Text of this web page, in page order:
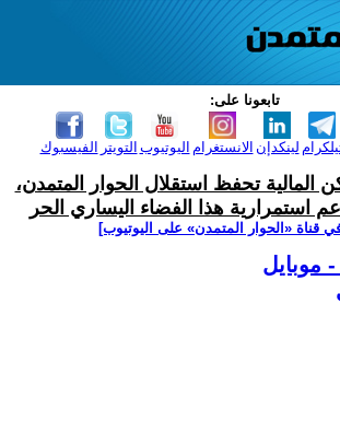
تابعونا على:
الفيسبوك التويتر اليوتيوب الانستغرام لينكدإن
المالية تحفظ استقلال الحوار المتمدن،
استمرارية هذا الفضاء اليساري الحر
قناة ‫«الحوار المتمدن» على اليوتيوب]
- موبايل